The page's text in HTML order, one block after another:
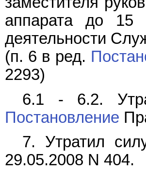
аппарата до 15
деятельности
(п. 6 в ред.
2293)
6.1 - 6.2.
Постановление
7. Утратил
29.05.2008 N 404.